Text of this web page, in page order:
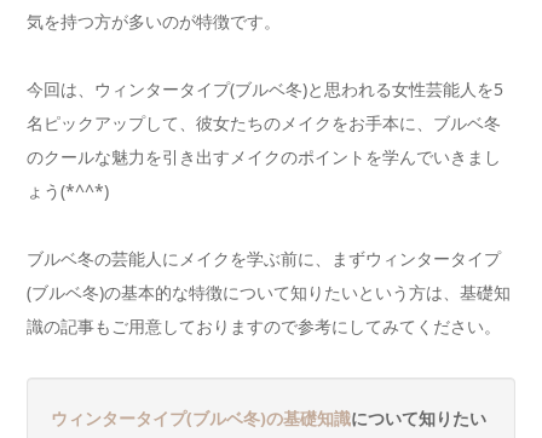
気を持つ方が多いのが特徴です。
今回は、ウィンタータイプ(ブルベ冬)と思われる女性芸能人を5
名ピックアップして、彼女たちのメイクをお手本に、ブルベ冬
のクールな魅力を引き出すメイクのポイントを学んでいきまし
ょう(*^^*)
ブルベ冬の芸能人にメイクを学ぶ前に、まずウィンタータイプ
(ブルベ冬)の基本的な特徴について知りたいという方は、基礎知
識の記事もご用意しておりますので参考にしてみてください。
ウィンタータイプ(ブルベ冬)の基礎知識について知りたい